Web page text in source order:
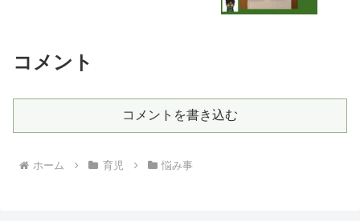
コメント
コメントを書き込む
ホーム 育児 悩み事